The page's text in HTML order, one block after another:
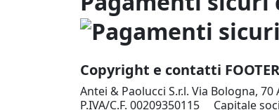
Copyright e contatti FOOTER
Antei & Paolucci S.r.l. Via Bologna, 70
P.IVA/C.F. 00209350115 Capitale